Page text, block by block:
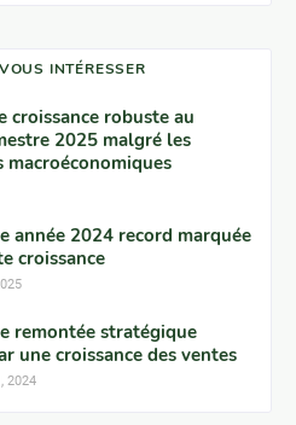
INTÉRESSER
croissance robuste au
2025 malgré les
année 2024 record marquée
croissance
remontée stratégique
une croissance des ventes
2024